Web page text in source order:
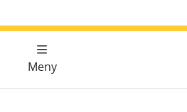
Meny